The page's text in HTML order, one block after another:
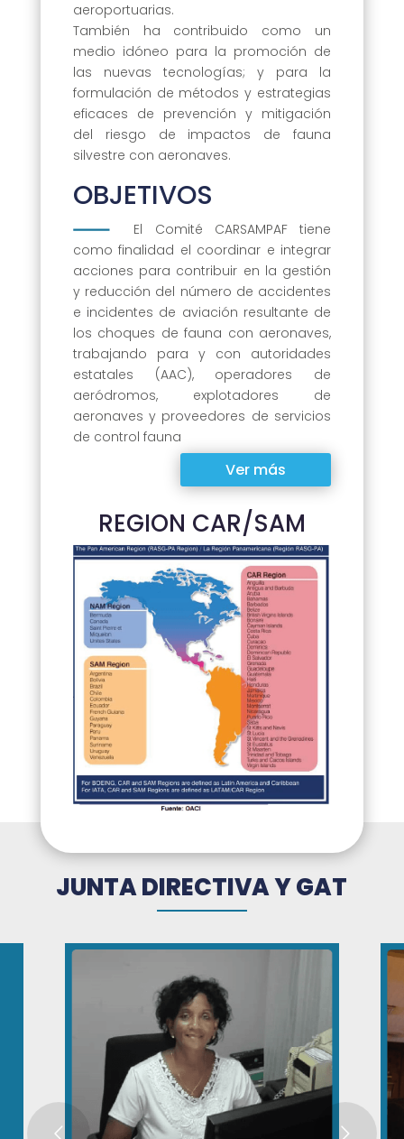
aeroportuarias.
También ha contribuido como un
medio idóneo para la promoción de
las nuevas tecnologías; y para la
formulación de métodos y estrategias
eficaces de prevención y mitigación
del riesgo de impactos de fauna
silvestre con aeronaves.
OBJETIVOS
El Comité CARSAMPAF tiene
como finalidad el coordinar e integrar
acciones para contribuir en la gestión
y reducción del número de accidentes
e incidentes de aviación resultante de
los choques de fauna con aeronaves,
trabajando para y con autoridades
estatales (AAC), operadores de
aeródromos, explotadores de
aeronaves y proveedores de servicios
de control fauna
Ver más
REGION CAR/SAM
JUNTA DIRECTIVA Y GAT